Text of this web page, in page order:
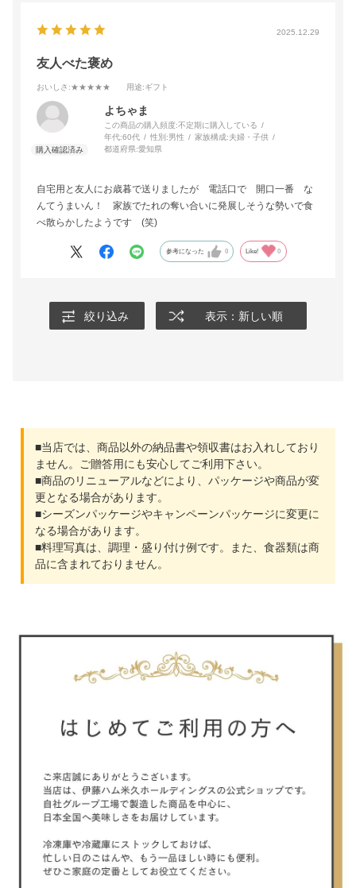
■当店では、商品以外の納品書や領収書はお入れしており
ません。ご贈答用にも安心してご利用下さい。
■商品のリニューアルなどにより、パッケージや商品が変
更となる場合があります。
■シーズンパッケージやキャンペーンパッケージに変更に
なる場合があります。
■料理写真は、調理・盛り付け例です。また、食器類は商
品に含まれておりません。
2025.12.29
友人べた褒め
おいしさ :★★★★★ 用途:ギフト
よちゃま
この商品の購入頻度:不定期に購入している
年代:60代 性別:男性 家族構成:夫婦・子供
都道府県:愛知県
自宅用と友人にお歳暮で送りましたが 電話口で 開口一番 な
んてうまいん！ 家族でたれの奪い合いに発展しそうな勢いで食
べ散らかしたようです (笑)
参考になった 0 Like! 0
絞り込み 表示：新しい順